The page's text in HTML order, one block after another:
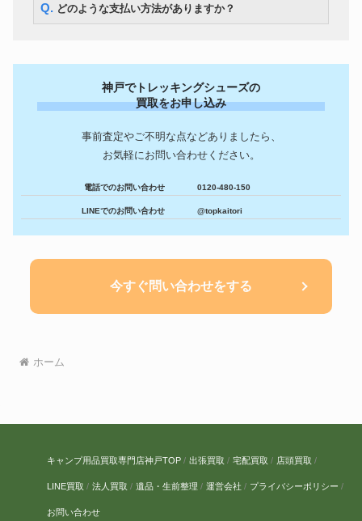
Q. どのような支払い方法がありますか？
神戸でトレッキングシューズの
買取をお申し込み
事前査定やご不明な点などありましたら、
お気軽にお問い合わせください。
電話でのお問い合わせ 0120-480-150
LINEでのお問い合わせ @topkaitori
今すぐ問い合わせをする
ホーム
キャンプ用品買取専門店神戸TOP 出張買取 宅配買取 店頭買取
LINE買取 法人買取 遺品・生前整理 運営会社 プライバシーポリシー
お問い合わせ